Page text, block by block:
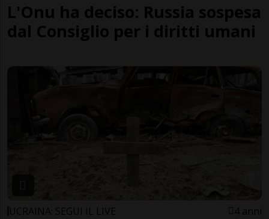
L'Onu ha deciso: Russia sospesa
dal Consiglio per i diritti umani
UCRAINA: SEGUI IL LIVE 4 anni